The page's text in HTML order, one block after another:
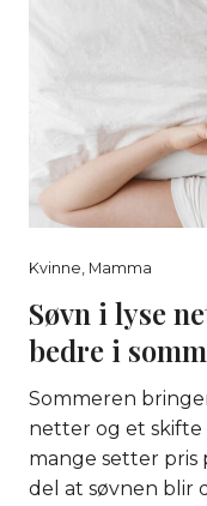
Kvinne, Mamma
Søvn i lyse
bedre i
Sommeren
netter og et skifte
mange setter pris
del at søvnen blir